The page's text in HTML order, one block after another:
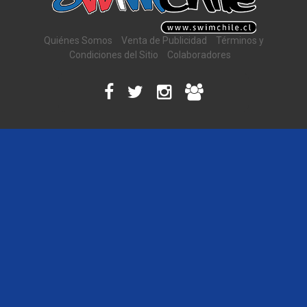
Quiénes Somos Venta de Publicidad
Términos y
Condiciones del Sitio
Colaboradores